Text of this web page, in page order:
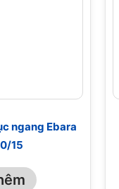
ngang Ebara
15